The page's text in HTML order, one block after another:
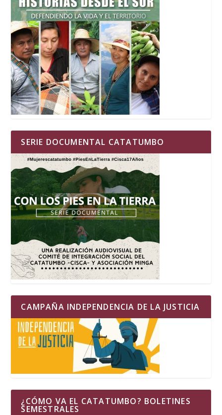
SERIE DOCUMENTAL CATATUMBO
CAMPAÑA INDEPENDENCIA DE LA JUSTICIA
¿CÓMO VA EL CATATUMBO? BOLETINES
SEMESTRALES